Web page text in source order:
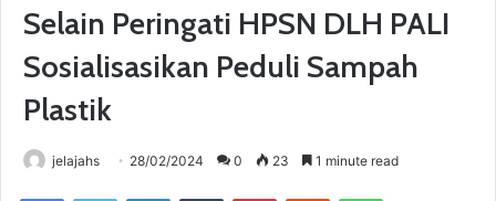
Selain Peringati HPSN DLH PALI
Sosialisasikan Peduli Sampah
Plastik
jelajahs 28/02/2024 0 23 1 minute read